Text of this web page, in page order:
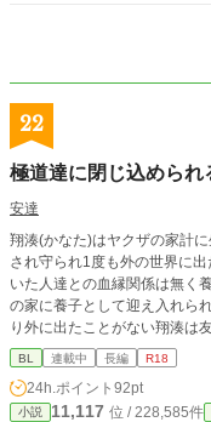
22
極道達に閉じ込められ
安達
翔湊(かなた)はヤクザの家計
され守られ1度も外の世界に
いた人達との血縁関係は無く
の家に養子として迎え入れら
り外に出たことがない翔湊は
だが行く手を阻む俵積田会の極道達によって
す。
BL 連載中 長編 R18
24h.ポイント 92pt
小説 11,117 位 / 228,585件